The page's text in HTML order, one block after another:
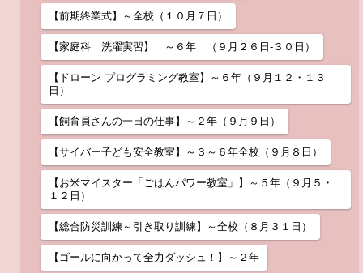
【前期終業式】～全校（１０月７日）
【家庭科 洗濯実習】 ～６年 （９月２６日-３０日）
【ドローン プログラミング教室】～６年（９月１２・１３
日）
【飼育員さんの一日の仕事】～２年（９月９日）
【サイバー子ども安全教室】～３～６年全校（９月８日）
【お米マイスター「ごはんパワー教室」】～５年（９月５・
１２日）
【総合防災訓練～引き取り訓練】～全校（８月３１日）
【ゴールに向かって全力ダッシュ！】～２年